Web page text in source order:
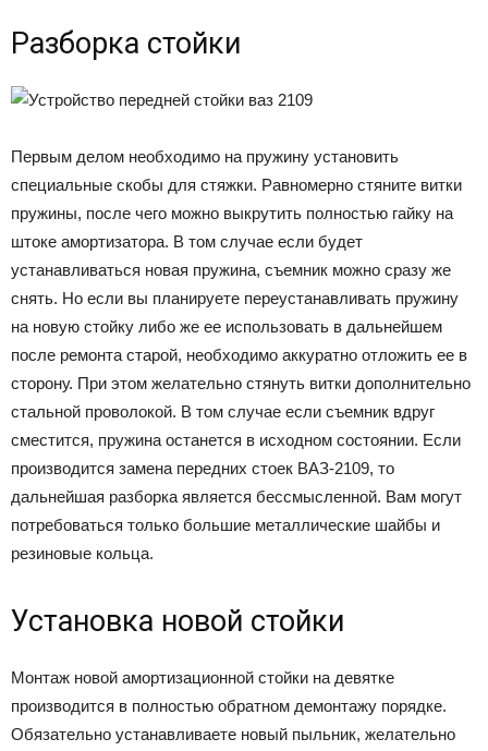
Разборка стойки
Первым делом необходимо на пружину установить
специальные скобы для стяжки. Равномерно стяните витки
пружины, после чего можно выкрутить полностью гайку на
штоке амортизатора. В том случае если будет
устанавливаться новая пружина, съемник можно сразу же
снять. Но если вы планируете переустанавливать пружину
на новую стойку либо же ее использовать в дальнейшем
после ремонта старой, необходимо аккуратно отложить ее в
сторону. При этом желательно стянуть витки дополнительно
стальной проволокой. В том случае если съемник вдруг
сместится, пружина останется в исходном состоянии. Если
производится замена передних стоек ВАЗ-2109, то
дальнейшая разборка является бессмысленной. Вам могут
потребоваться только большие металлические шайбы и
резиновые кольца.
Установка новой стойки
Монтаж новой амортизационной стойки на девятке
производится в полностью обратном демонтажу порядке.
Обязательно устанавливаете новый пыльник, желательно